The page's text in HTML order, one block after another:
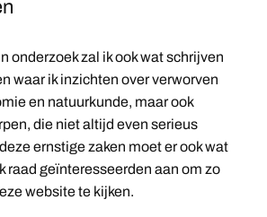
onderzoek zal ik ook wat schrijven
waar ik inzichten over verworven
en natuurkunde, maar ook
die niet altijd even serieus
ernstige zaken moet er ook wat
raad geïnteresseerden aan om zo
website te kijken.